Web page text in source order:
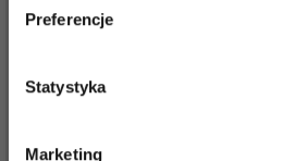
Preferencje
Statystyka
Marketing